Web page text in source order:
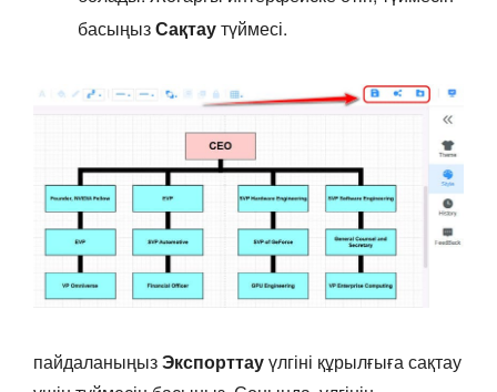
басыңызСақтаутүймесі.
пайдаланыңызЭкспорттауүлгіні құрылғыға сақтау